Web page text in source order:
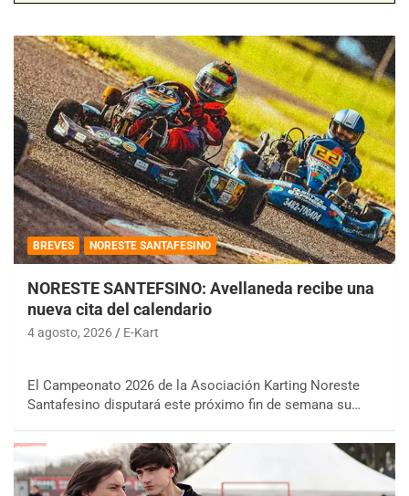
BREVES NORESTE SANTAFESINO
NORESTE SANTEFSINO: Avellaneda recibe una
nueva cita del calendario
4 agosto, 2026 E-Kart
El Campeonato 2026 de la Asociación Karting Noreste
Santafesino disputará este próximo fin de semana su…